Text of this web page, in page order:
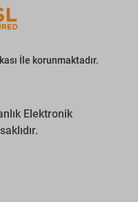
İle korunmaktadır.
Elektronik